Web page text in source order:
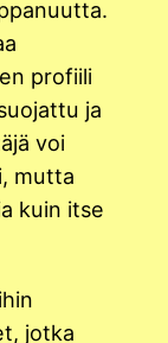
profiili
ja
voi
mutta
kuin itse
jotka